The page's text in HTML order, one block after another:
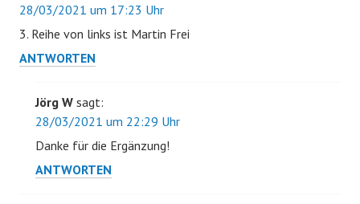
28/03/2021 um 17:23 Uhr
3. Reihe von links ist Martin Frei
ANTWORTEN
Jörg W sagt:
28/03/2021 um 22:29 Uhr
Danke für die Ergänzung!
ANTWORTEN